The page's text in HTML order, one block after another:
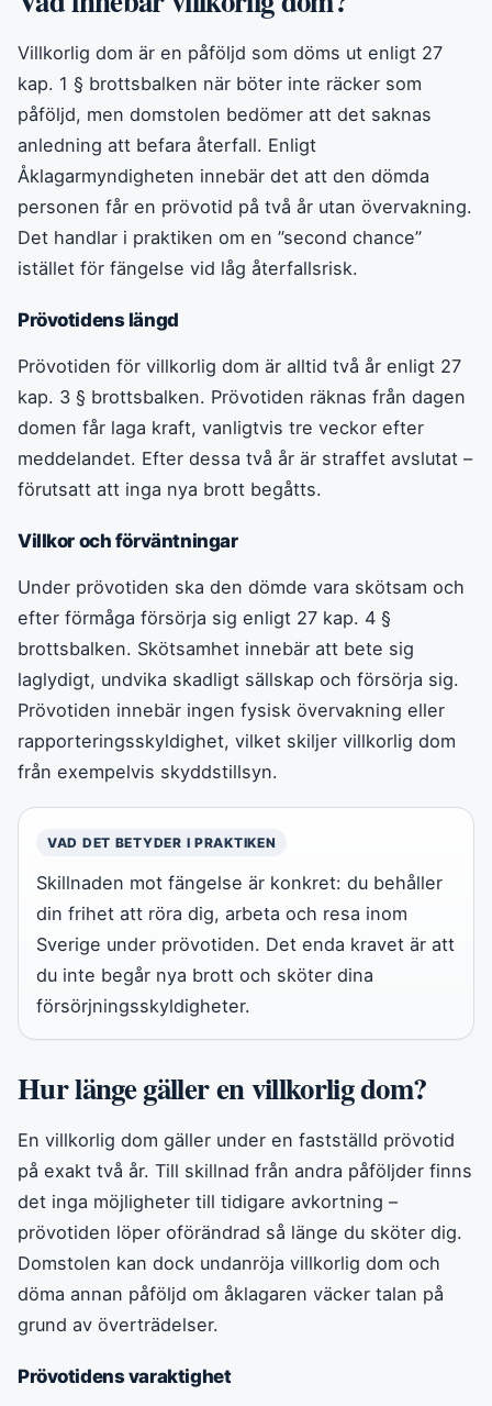
Villkorlig dom är en påföljd som döms ut enligt 27
kap. 1 § brottsbalken när böter inte räcker som
påföljd, men domstolen bedömer att det saknas
anledning att befara återfall. Enligt
Åklagarmyndigheten innebär det att den dömda
personen får en prövotid på två år utan övervakning.
Det handlar i praktiken om en ”second chance”
istället för fängelse vid låg återfallsrisk.
Prövotidens längd
Prövotiden för villkorlig dom är alltid två år enligt 27
kap. 3 § brottsbalken. Prövotiden räknas från dagen
domen får laga kraft, vanligtvis tre veckor efter
meddelandet. Efter dessa två år är straffet avslutat –
förutsatt att inga nya brott begåtts.
Villkor och förväntningar
Under prövotiden ska den dömde vara skötsam och
efter förmåga försörja sig enligt 27 kap. 4 §
brottsbalken. Skötsamhet innebär att bete sig
laglydigt, undvika skadligt sällskap och försörja sig.
Prövotiden innebär ingen fysisk övervakning eller
rapporteringsskyldighet, vilket skiljer villkorlig dom
från exempelvis skyddstillsyn.
VAD DET BETYDER I PRAKTIKEN
Skillnaden mot fängelse är konkret: du behåller
din frihet att röra dig, arbeta och resa inom
Sverige under prövotiden. Det enda kravet är att
du inte begår nya brott och sköter dina
försörjningsskyldigheter.
Hur länge gäller en villkorlig dom?
En villkorlig dom gäller under en fastställd prövotid
på exakt två år. Till skillnad från andra påföljder finns
det inga möjligheter till tidigare avkortning –
prövotiden löper oförändrad så länge du sköter dig.
Domstolen kan dock undanröja villkorlig dom och
döma annan påföljd om åklagaren väcker talan på
grund av överträdelser.
Prövotidens varaktighet